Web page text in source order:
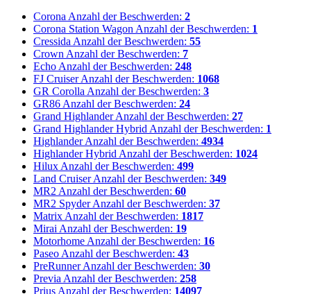
Corona Anzahl der Beschwerden: 2
Corona Station Wagon Anzahl der Beschwerden: 1
Cressida Anzahl der Beschwerden: 55
Crown Anzahl der Beschwerden: 7
Echo Anzahl der Beschwerden: 248
FJ Cruiser Anzahl der Beschwerden: 1068
GR Corolla Anzahl der Beschwerden: 3
GR86 Anzahl der Beschwerden: 24
Grand Highlander Anzahl der Beschwerden: 27
Grand Highlander Hybrid Anzahl der Beschwerden: 1
Highlander Anzahl der Beschwerden: 4934
Highlander Hybrid Anzahl der Beschwerden: 1024
Hilux Anzahl der Beschwerden: 499
Land Cruiser Anzahl der Beschwerden: 349
MR2 Anzahl der Beschwerden: 60
MR2 Spyder Anzahl der Beschwerden: 37
Matrix Anzahl der Beschwerden: 1817
Mirai Anzahl der Beschwerden: 19
Motorhome Anzahl der Beschwerden: 16
Paseo Anzahl der Beschwerden: 43
PreRunner Anzahl der Beschwerden: 30
Previa Anzahl der Beschwerden: 258
Prius Anzahl der Beschwerden: 14097